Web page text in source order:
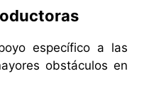
específico a las
obstáculos en